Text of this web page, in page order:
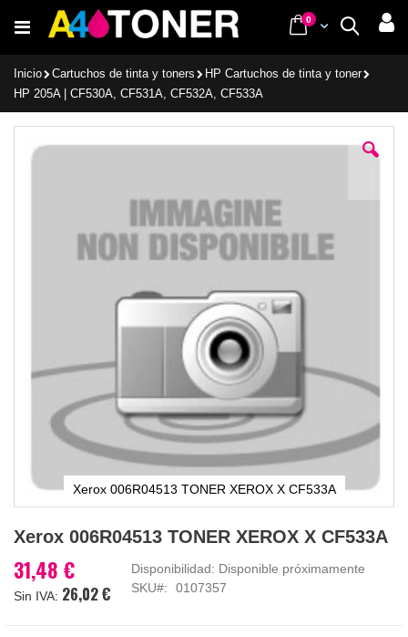
al
Buscar
Cart
0items
Inicio Cartuchos de tinta y toners
HP Cartuchos de tinta y toner
HP 205A | CF530A, CF531A, CF532A, CF533A
Xerox 006R04513 TONER XEROX X CF533A
al
de
la
Xerox 006R04513 TONER XEROX X CF533A
31,48 €
26,02 €
Disponibilidad: Disponible próximamente
SKU
0107357